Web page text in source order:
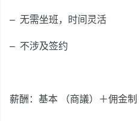
– 无需坐班，时间灵活
– 不涉及签约
薪酬：基本 （商議）＋佣金制